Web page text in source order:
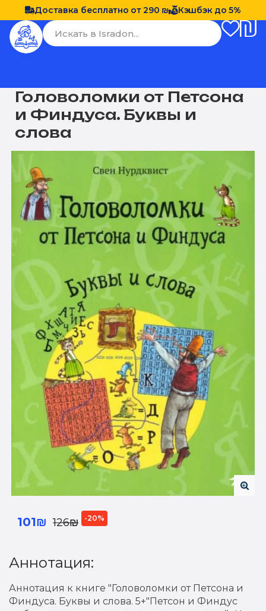
Доставка бесплатно от 290 ₪ Кэшбэк до 5%
Головоломки от Петсона
и Финдуса. Буквы и
слова
101₪ 126₪ -20%
Аннотация:
Аннотация к книге "Головоломки от Петсона и
Финдуса. Буквы и слова. 5+"Петсон и Финдус